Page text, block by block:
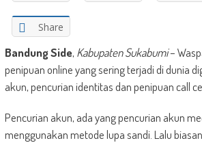
Share
Bandung Side, Kabupaten Sukabumi–
penipuan online yang sering terjadi di dunia
akun, pencurian identitas dan penipuan call
Pencurian akun, ada yang pencurian akun
menggunakan metode lupa sandi. Lalu